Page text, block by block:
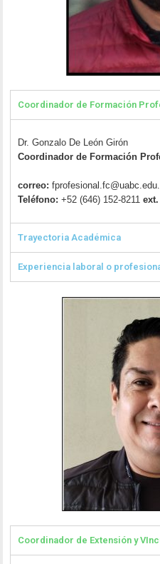
Coordinador de Formación
Dr. Gonzalo De León Girón
Coordinador de Formación
correo:
Teléfono: +52 (646) 152-8211ext.
Trayectoria Académica
Experiencia laboral o
Coordinador de Extensión y